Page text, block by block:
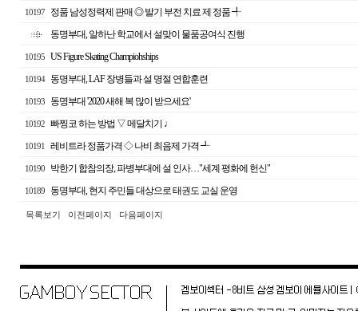
10197
정품 남성정력제 판매 ◎ 발기 부전 치료 제 정품 ╃
동명부대, 알하난 학교에서 설맞이 물품공여식 진행
10195 US Figure Skating Champiohships
10194 동명부대, LAF 장병들과 설 명절 연합훈련
10193 동명부대 '2020 새해 복 많이 받으세요'
10192 빠찡코 하는 방법 ▽ 메달치기 ♩
10191 레비트라 정품가격 ◇ 나비 최음제 가격 ┹
10190 박한기 합참의장, 파병부대에 설 인사…"세계 평화에 헌신"
10189 동명부대, 현지 주민들 대상으로 태권도 교실 운영
목록보기 이전페이지 다음페이지